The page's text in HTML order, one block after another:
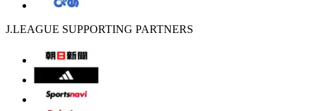
J.LEAGUE SUPPORTING PARTNERS